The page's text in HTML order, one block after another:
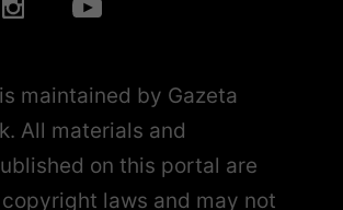
maintained by Gazeta
All materials and
on this portal are
laws and may not